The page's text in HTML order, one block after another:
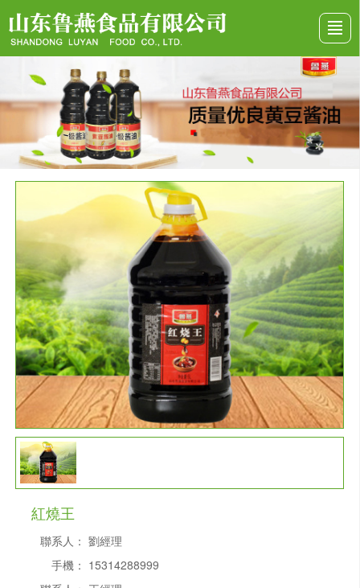
首頁 關于我們 產品展示 地圖導航
紅燒王
聯系人： 劉經理
手機： 15314288999